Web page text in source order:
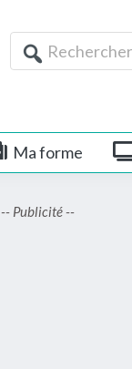
Rechercher
une
Ma forme
-- Publicité --